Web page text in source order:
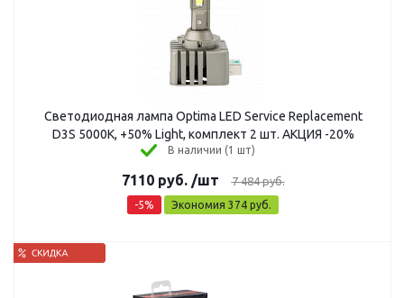
Светодиодная лампа Optima LED Service Replacement
D3S 5000K, +50% Light, комплект 2 шт. АКЦИЯ -20%
В наличии (1 шт)
7110руб. /шт 7 484руб.
-5% Экономия 374 руб.